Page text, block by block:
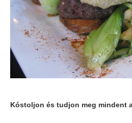
Kóstoljon és tudjon meg mindent